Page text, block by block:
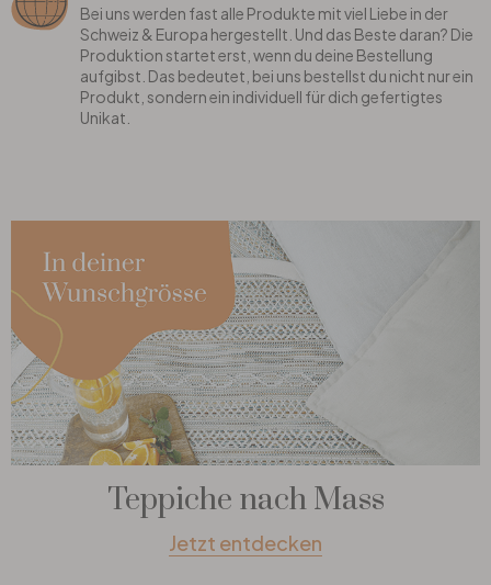
Bei uns werden fast alle Produkte mit viel Liebe in der
Schweiz & Europa hergestellt. Und das Beste daran? Die
Produktion startet erst, wenn du deine Bestellung
aufgibst. Das bedeutet, bei uns bestellst du nicht nur ein
Produkt, sondern ein individuell für dich gefertigtes
Unikat.
Teppiche nach Mass
Jetzt entdecken